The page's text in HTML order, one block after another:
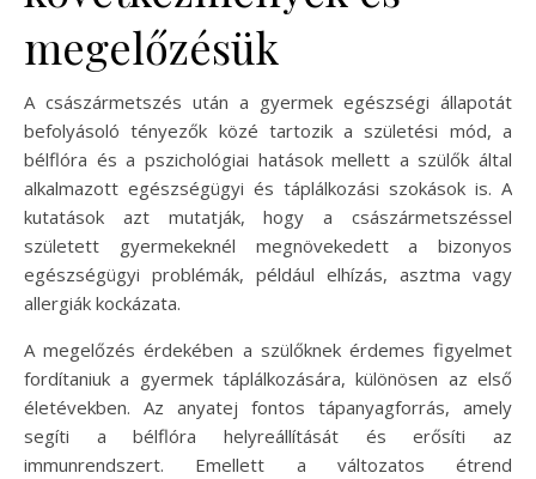
megelőzésük
A császármetszés után a gyermek egészségi állapotát
befolyásoló tényezők közé tartozik a születési mód, a
bélflóra és a pszichológiai hatások mellett a szülők által
alkalmazott egészségügyi és táplálkozási szokások is. A
kutatások azt mutatják, hogy a császármetszéssel
született gyermekeknél megnövekedett a bizonyos
egészségügyi problémák, például elhízás, asztma vagy
allergiák kockázata.
A megelőzés érdekében a szülőknek érdemes figyelmet
fordítaniuk a gyermek táplálkozására, különösen az első
életévekben. Az anyatej fontos tápanyagforrás, amely
segíti a bélflóra helyreállítását és erősíti az
immunrendszert. Emellett a változatos étrend